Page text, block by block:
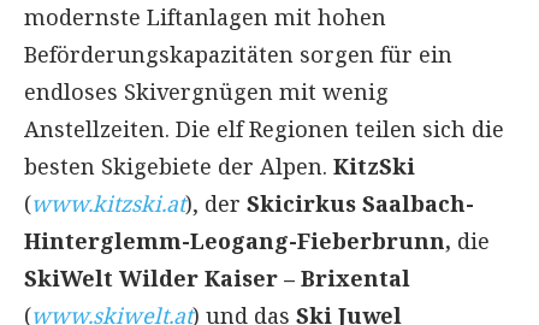
modernste Liftanlagen mit hohen
Beförderungskapazitäten sorgen für ein
endloses Skivergnügen mit wenig
Anstellzeiten. Die elf Regionen teilen sich die
besten Skigebiete der Alpen. KitzSki
(www.kitzski.at), der Skicirkus Saalbach-
Hinterglemm-Leogang-Fieberbrunn, die
SkiWelt Wilder Kaiser – Brixental
(www.skiwelt.at) und das Ski Juwel